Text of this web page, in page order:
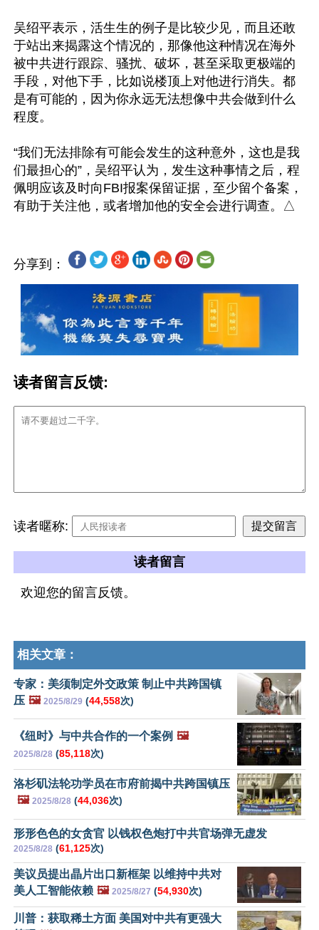
吴绍平表示，活生生的例子是比较少见，而且还敢
于站出来揭露这个情况的，那像他这种情况在海外
被中共进行跟踪、骚扰、破坏，甚至采取更极端的
手段，对他下手，比如说楼顶上对他进行消失。都
是有可能的，因为你永远无法想像中共会做到什么
程度。
“我们无法排除有可能会发生的这种意外，这也是我
们最担心的”，吴绍平认为，发生这种事情之后，程
佩明应该及时向FBI报案保留证据，至少留个备案，
分享到：
读者留言反馈:
读者暱称:
读者留言
欢迎您的留言反馈。
相关文章：
专家：美须制定外交政策 制止中共跨国镇
压 🖼️ 2025/8/29 (44,558次)
《纽时》与中共合作的一个案例 🖼️
2025/8/28 (85,118次)
洛杉矶法轮功学员在市府前揭中共跨国镇压
🖼️ 2025/8/28 (44,036次)
形形色色的女贪官 以钱权色炮打中共官场弹无虚发
2025/8/28 (61,125次)
美议员提出晶片出口新框架 以维持中共对
美人工智能依赖 🖼️ 2025/8/27 (54,930次)
川普：获取稀土方面 美国对中共有更强大